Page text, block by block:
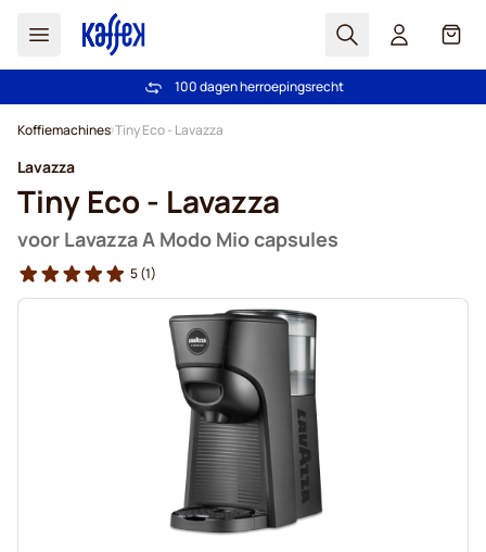
Zoek Cart
Gratis vanaf € 49
100 dagen herroepingsrecht
Koffiemachines Tiny Eco - Lavazza
Lavazza
Tiny Eco - Lavazza
voor Lavazza A Modo Mio capsules
5(1)